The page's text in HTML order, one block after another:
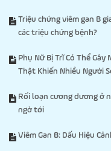
Triệu chứng viêm gan B
các triệu chứng bệnh?
Phụ Nữ Bị Trĩ Có Thể Gây
Thật Khiến Nhiều Người
Rối loạn cương dương ở
ngờ tới
Viêm Gan B: Dấu Hiệu